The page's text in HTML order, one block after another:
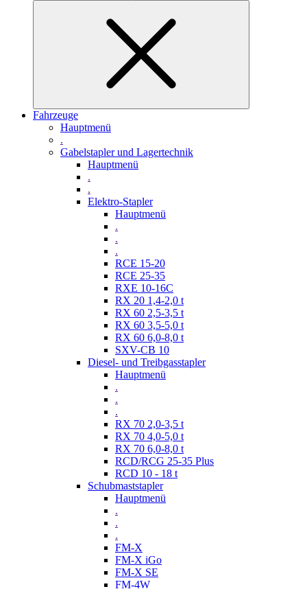
Fahrzeuge
Hauptmenü
.
Gabelstapler und Lagertechnik
Hauptmenü
.
.
Elektro-Stapler
Hauptmenü
.
.
.
RCE 15-20
RCE 25-35
RXE 10-16C
RX 20 1,4-2,0 t
RX 60 2,5-3,5 t
RX 60 3,5-5,0 t
RX 60 6,0-8,0 t
SXV-CB 10
Diesel- und Treibgasstapler
Hauptmenü
.
.
.
RX 70 2,0-3,5 t
RX 70 4,0-5,0 t
RX 70 6,0-8,0 t
RCD/RCG 25-35 Plus
RCD 10 - 18 t
Schubmaststapler
Hauptmenü
.
.
.
FM-X
FM-X iGo
FM-X SE
FM-4W